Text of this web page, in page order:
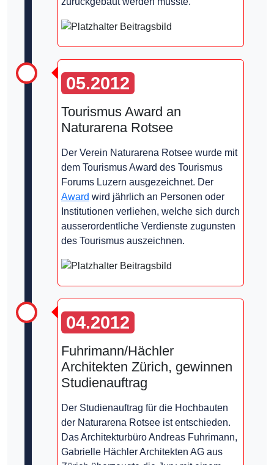
05.2012
Tourismus Award an
Naturarena Rotsee
Der Verein Naturarena Rotsee wurde mit
dem Tourismus Award des Tourismus
Forums Luzern ausgezeichnet. Der
Award wird jährlich an Personen oder
Institutionen verliehen, welche sich durch
ausserordentliche Verdienste zugunsten
des Tourismus auszeichnen.
04.2012
Fuhrimann/Hächler
Architekten Zürich, gewinnen
Studienauftrag
Der Studienauftrag für die Hochbauten
der Naturarena Rotsee ist entschieden.
Das Architekturbüro Andreas Fuhrimann,
Gabrielle Hächler Architekten AG aus